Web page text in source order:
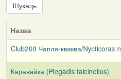
Шукаць
Назва
Club200 Чапля-кваква/Nycticorax
Каравайка (Plegadis falcinellus)